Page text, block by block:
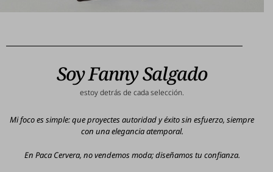
Soy Fanny Salgado
estoy detrás de cada selección.
Mi foco es simple: que proyectes autoridad y éxito sin esfuerzo, siempre
con una elegancia atemporal.
En Paca Cervera, no vendemos moda; diseñamos tu confianza.